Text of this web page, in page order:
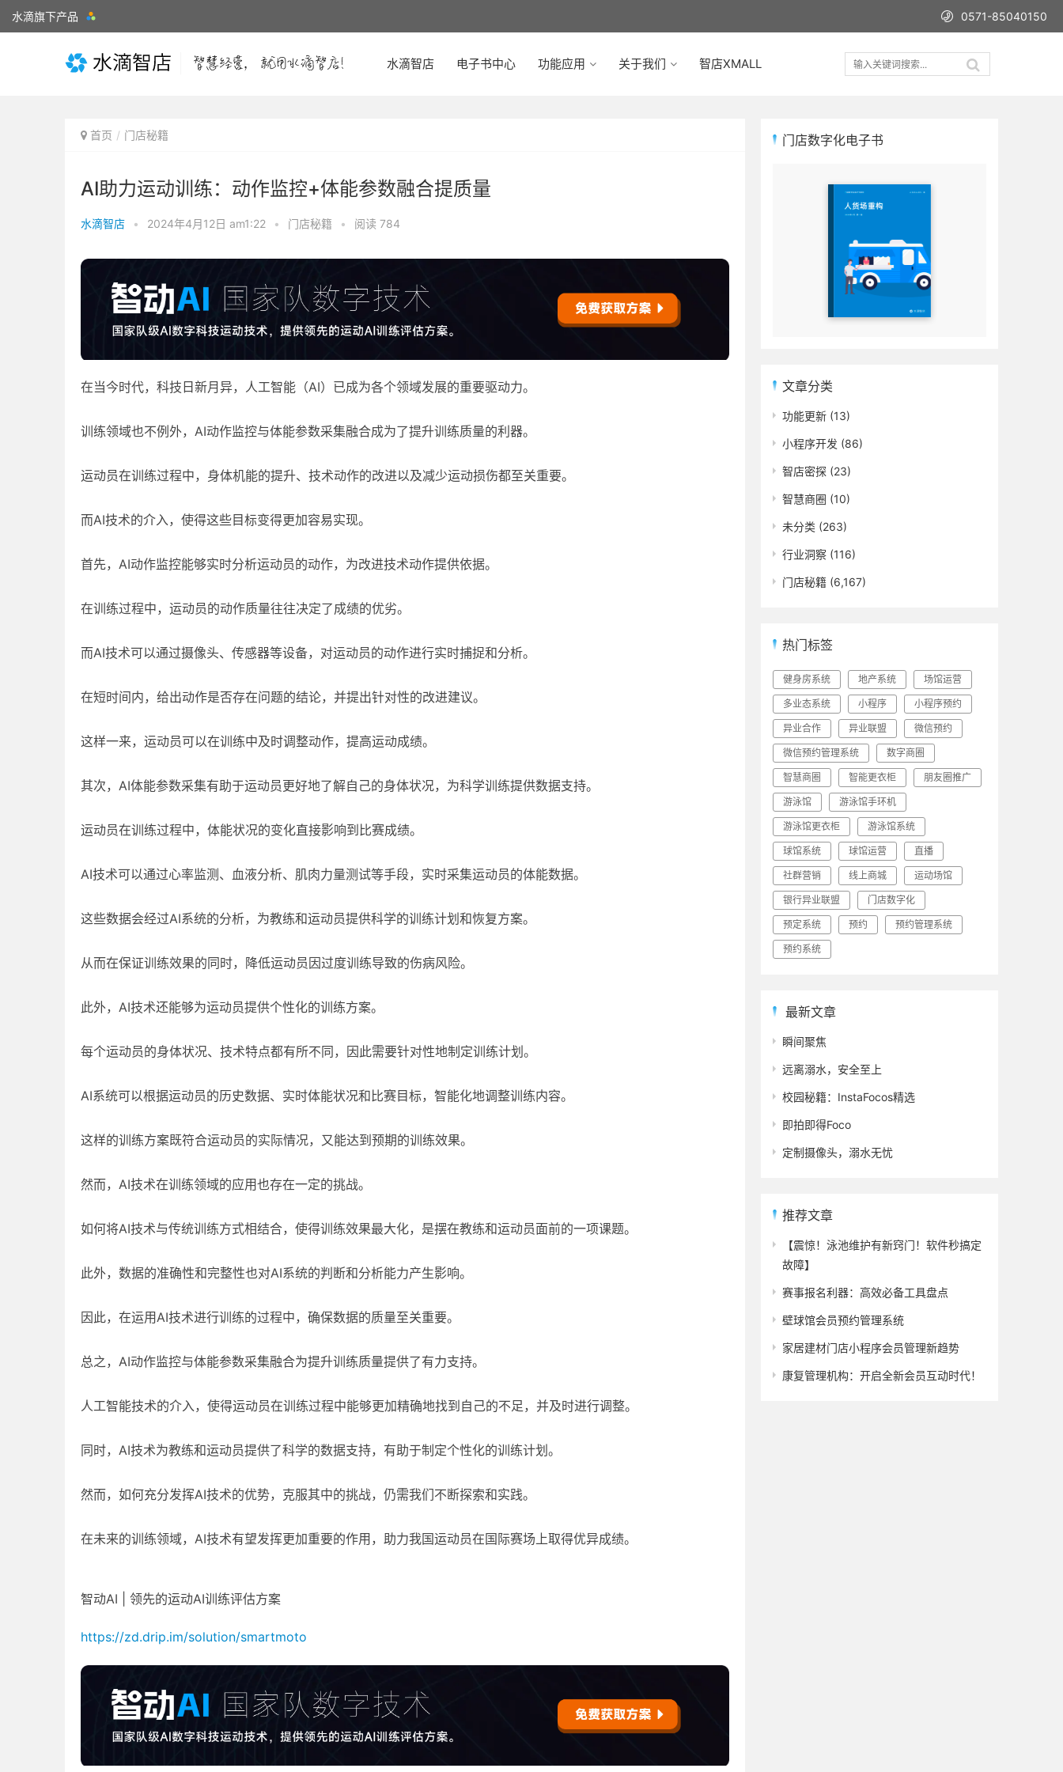
水滴旗下产品 0571-85040150
水滴智店 电子书中心 功能应用 关于我们 智店XMALL
首页 门店秘籍
AI助力运动训练：动作监控+体能参数融合提质量
水滴智店 • 2024年4月12日 am1:22 • 门店秘籍 • 阅读 784
在当今时代，科技日新月异，人工智能（AI）已成为各个领域发展的重要驱动力。
训练领域也不例外，AI动作监控与体能参数采集融合成为了提升训练质量的利器。
运动员在训练过程中，身体机能的提升、技术动作的改进以及减少运动损伤都至关重要。
而AI技术的介入，使得这些目标变得更加容易实现。
首先，AI动作监控能够实时分析运动员的动作，为改进技术动作提供依据。
在训练过程中，运动员的动作质量往往决定了成绩的优劣。
而AI技术可以通过摄像头、传感器等设备，对运动员的动作进行实时捕捉和分析。
在短时间内，给出动作是否存在问题的结论，并提出针对性的改进建议。
这样一来，运动员可以在训练中及时调整动作，提高运动成绩。
其次，AI体能参数采集有助于运动员更好地了解自己的身体状况，为科学训练提供数据支持。
运动员在训练过程中，体能状况的变化直接影响到比赛成绩。
AI技术可以通过心率监测、血液分析、肌肉力量测试等手段，实时采集运动员的体能数据。
这些数据会经过AI系统的分析，为教练和运动员提供科学的训练计划和恢复方案。
从而在保证训练效果的同时，降低运动员因过度训练导致的伤病风险。
此外，AI技术还能够为运动员提供个性化的训练方案。
每个运动员的身体状况、技术特点都有所不同，因此需要针对性地制定训练计划。
AI系统可以根据运动员的历史数据、实时体能状况和比赛目标，智能化地调整训练内容。
这样的训练方案既符合运动员的实际情况，又能达到预期的训练效果。
然而，AI技术在训练领域的应用也存在一定的挑战。
如何将AI技术与传统训练方式相结合，使得训练效果最大化，是摆在教练和运动员面前的一项课题。
此外，数据的准确性和完整性也对AI系统的判断和分析能力产生影响。
因此，在运用AI技术进行训练的过程中，确保数据的质量至关重要。
总之，AI动作监控与体能参数采集融合为提升训练质量提供了有力支持。
人工智能技术的介入，使得运动员在训练过程中能够更加精确地找到自己的不足，并及时进行调整。
同时，AI技术为教练和运动员提供了科学的数据支持，有助于制定个性化的训练计划。
然而，如何充分发挥AI技术的优势，克服其中的挑战，仍需我们不断探索和实践。
在未来的训练领域，AI技术有望发挥更加重要的作用，助力我国运动员在国际赛场上取得优异成绩。
智动AI | 领先的运动AI训练评估方案
https://zd.drip.im/solution/smartmoto
门店数字化电子书
文章分类
功能更新 (13)
小程序开发 (86)
智店密探 (23)
智慧商圈 (10)
未分类 (263)
行业洞察 (116)
门店秘籍 (6,167)
热门标签
健身房系统 地产系统 场馆运营
多业态系统 小程序 小程序预约
异业合作 异业联盟 微信预约
微信预约管理系统 数字商圈
智慧商圈 智能更衣柜 朋友圈推广
游泳馆 游泳馆手环机
游泳馆更衣柜 游泳馆系统
球馆系统 球馆运营 直播
社群营销 线上商城 运动场馆
银行异业联盟 门店数字化
预定系统 预约 预约管理系统
预约系统
最新文章
瞬间聚焦
远离溺水，安全至上
校园秘籍：InstaFocos精选
即拍即得Foco
定制摄像头，溺水无忧
推荐文章
【震惊！泳池维护有新窍门！软件秒搞定
故障】
赛事报名利器：高效必备工具盘点
壁球馆会员预约管理系统
家居建材门店小程序会员管理新趋势
康复管理机构：开启全新会员互动时代！